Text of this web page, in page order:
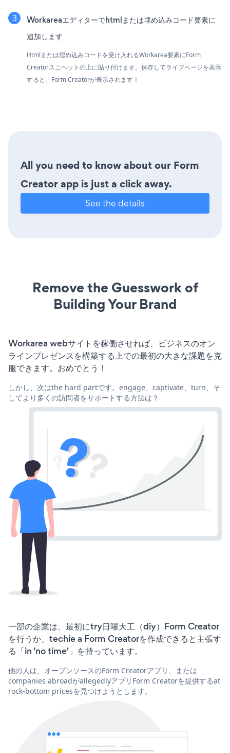
Workareaエディターでhtmlまたは埋め込みコード要素に
追加します
Htmlまたは埋め込みコードを受け入れるWorkarea要素にForm
Creatorスニペットの上に貼り付けます。保存してライブページを表示
すると、Form Creatorが表示されます！
All you need to know about our Form
Creator app is just a click away.
See the details
Remove the Guesswork of
Building Your Brand
Workarea webサイトを稼働させれば、ビジネスのオン
ラインプレゼンスを構築する上での最初の大きな課題を克
服できます。おめでとう！
しかし、次はthe hard partです。engage、captivate、turn、そ
してより多くの訪問者をサポートする方法は？
一部の企業は、最初にtry日曜大工（diy）Form Creator
を行うか、techie a Form Creatorを作成できると主張す
る「in 'no time'」を持っています。
他の人は、オープンソースのForm Creatorアプリ、または
companies abroadがallegedlyアプリForm Creatorを提供するat
rock-bottom pricesを見つけようとします。